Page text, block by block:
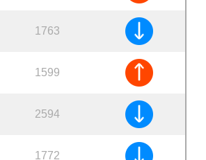
1763
1599
2594
1772